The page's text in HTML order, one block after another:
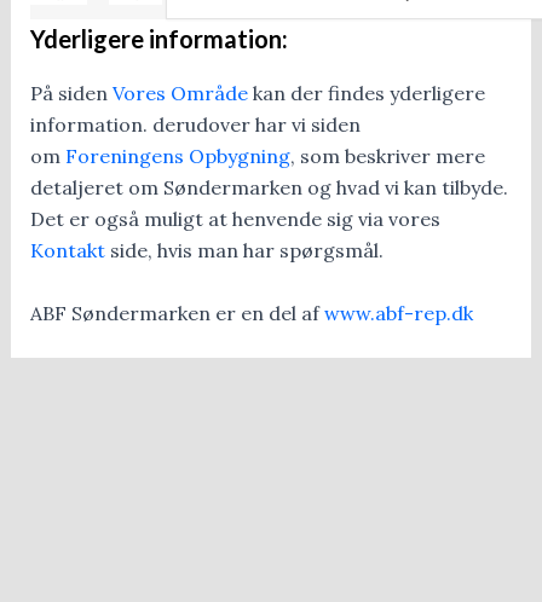
Yderligere information:
På siden Vores Områdekan der findes yderligere
information. derudover har vi siden
om Foreningens Opbygning, som beskriver mere
detaljeret om Søndermarken og hvad vi kan tilbyde.
Det er også muligt at henvende sig via vores
Kontaktside, hvis man har spørgsmål.
ABF Søndermarken er en del afwww.abf-rep.dk